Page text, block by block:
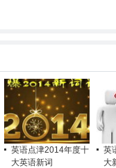
英语点津2014年度十
大英语新词
英
大